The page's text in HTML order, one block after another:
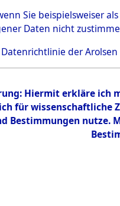
Sie beispielsweiser
Daten nicht
der Arolsen
Hiermit erkläre ich
für wissenschaftliche
Bestimmungen nutze.